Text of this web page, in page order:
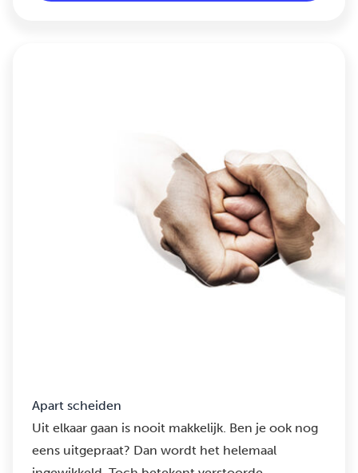
Apart scheiden
Uit elkaar gaan is nooit makkelijk. Ben je ook nog
eens uitgepraat? Dan wordt het helemaal